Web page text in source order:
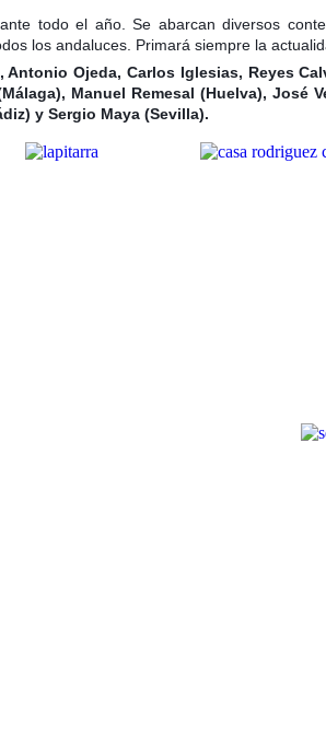
todo el año. Se abarcan diversos
los andaluces. Primará siempre la
Antonio Ojeda, Carlos Iglesias, Reyes
Manuel Remesal (Huelva), José
y Sergio Maya (Sevilla).